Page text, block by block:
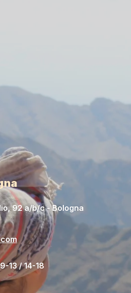
92 a/b/c - Bologna
13 / 14-18